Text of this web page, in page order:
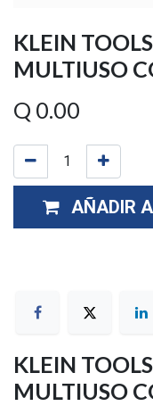
KLEIN
MULTIUSO
Q 0.00
AÑADIR
KLEIN
MULTIUSO